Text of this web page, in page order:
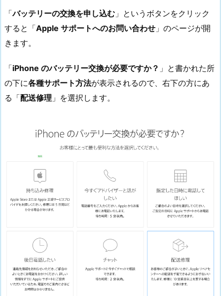
「バッテリーの交換を申し込む 」というボタンをクリック
すると「Apple サポートへのお問い合わせ 」のページが開
きます。
「iPhone のバッテリー交換が必要ですか？ 」と書かれた所
の下に各種サポート方法が表示されるので、右下の方にあ
る「配送修理 」を選択します。